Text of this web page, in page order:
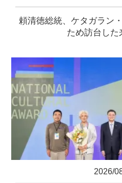
頼清徳総統、ケタガラン
ため訪台した
2026/